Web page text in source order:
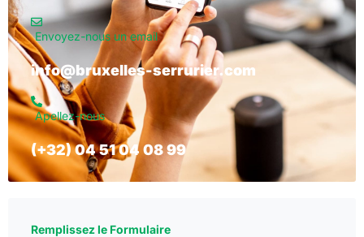
Envoyez-nous un email
info@bruxelles-serrurier.com
Apellez-nous
(+32) 04 51 04 08 99
Remplissez le Formulaire